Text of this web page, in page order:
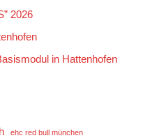
2026
in Hattenhofen
ehc red bull münchen